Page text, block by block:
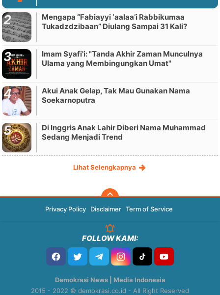
Mengapa “Fabiayyi ‘aalaa’i Rabbikumaa
Tukadzdzibaan” Diulang Sampai 31 Kali?
Imam Syafi'i: "Tanda Akhir Zaman Munculnya
Ulama yang Membingungkan Umat"
Akui Anak Gelap, Tak Mau Gunakan Nama
Soekarnoputra
Di Inggris Anak Lahir Diberi Nama Muhammad
Sedang Menjadi Trend
Lihat Selengkapnya
Privacy Policy Disclaimer Term of Service
FOLLOW KAMI:
Demokrasi News | Media Indonesia
2015 - 2022 © demokrasi.co.id - All Right Reserved